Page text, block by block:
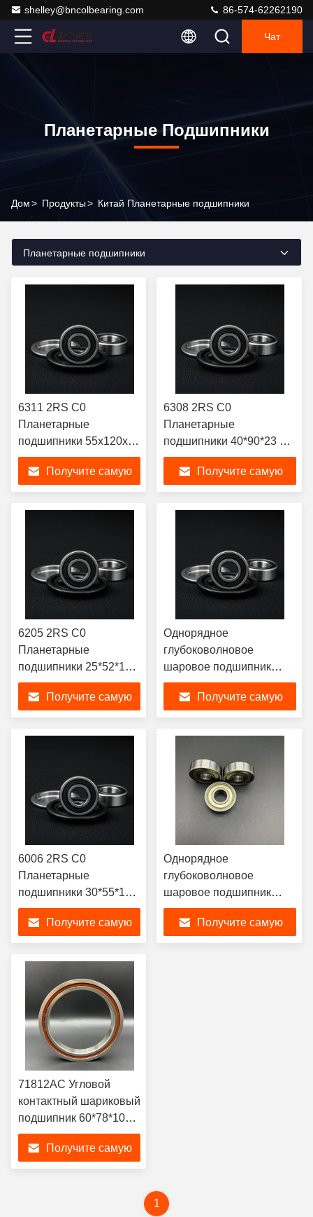
shelley@bncolbearing.com 86-574-62262190
Чат
Планетарные Подшипники
Дом> Продукты> Китай Планетарные подшипники
Планетарные подшипники
6311 2RS C0
Планетарные
подшипники 55x120x29
Однорядный
подшипник с глубокой
канавкой
Получите самую
6308 2RS C0
Планетарные
подшипники 40*90*23 мм
Без утечки масла
Получите самую
6205 2RS C0
Планетарные
подшипники 25*52*15
мм Простота
Надежность
Получите самую
Однорядное
глубоковолновое
шаровое подшипник
30x62x16 планетарная
коробка передач
подшипник 6206 2RS C0
Получите самую
6006 2RS C0
Планетарные
подшипники 30*55*13
мм
Получите самую
Однорядное
глубоковолновое
шаровое подшипник
6201 ZZ 12*32*10 мм с
низким уровнем шума
Планетарная коробка
Получите самую
71812AC Угловой
контактный шариковый
подшипник 60*78*10
мм сверхточная с 25°
угол контакта для
планетарных
Получите самую
1